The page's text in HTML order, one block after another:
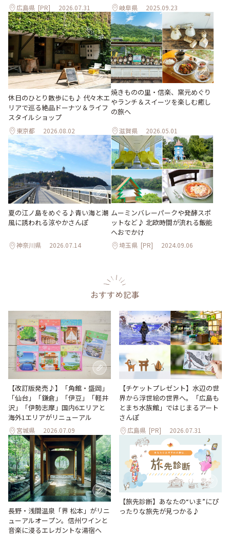
広島県 [PR] 2026.07.31 岐阜県 2025.09.23
休日のひとり散歩にも♪ 代々木エ
リアで巡る絶品ドーナツ＆ライフ
スタイルショップ
東京都 2026.08.02
焼きものの里・信楽、窯元めぐり
やランチ＆スイーツを楽しむ癒し
の旅へ
滋賀県 2026.05.01
夏の江ノ島をめぐる♪青い海と潮
風に誘われる涼やかさんぽ
神奈川県 2026.07.14
ムーミンバレーパークや発酵スポ
ットなど♪ 北欧時間が流れる飯能
へおでかけ
埼玉県 [PR] 2024.09.06
おすすめ記事
【改訂版発売♪】「角館・盛岡」
「仙台」「鎌倉」「伊豆」「軽井
沢」「伊勢志摩」国内6エリアと
海外1エリアがリニューアル
宮城県 2026.07.09
【チケットプレゼント】水辺の世
界から浮世絵の世界へ。「広島も
とまち水族館」ではじまるアート
さんぽ
広島県 [PR] 2026.07.31
長野・浅間温泉「界 松本」がリニ
ューアルオープン。信州ワインと
音楽に浸るエレガントな湯宿へ
【旅先診断】あなたの“いま”にぴ
ったりな旅先が見つかる♪